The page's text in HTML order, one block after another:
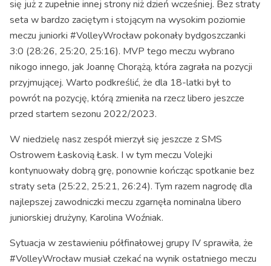
się już z zupełnie innej strony niż dzień wcześniej. Bez straty
seta w bardzo zaciętym i stojącym na wysokim poziomie
meczu juniorki #VolleyWrocław pokonały bydgoszczanki
3:0 (28:26, 25:20, 25:16). MVP tego meczu wybrano
nikogo innego, jak Joannę Chorążą, która zagrała na pozycji
przyjmującej. Warto podkreślić, że dla 18-latki był to
powrót na pozycję, którą zmieniła na rzecz libero jeszcze
przed startem sezonu 2022/2023.
W niedzielę nasz zespół mierzył się jeszcze z SMS
Ostrowem Łaskovią Łask. I w tym meczu Volejki
kontynuowały dobrą grę, ponownie kończąc spotkanie bez
straty seta (25:22, 25:21, 26:24). Tym razem nagrodę dla
najlepszej zawodniczki meczu zgarnęła nominalna libero
juniorskiej drużyny, Karolina Woźniak.
Sytuacja w zestawieniu półfinałowej grupy IV sprawiła, że
#VolleyWrocław musiał czekać na wynik ostatniego meczu